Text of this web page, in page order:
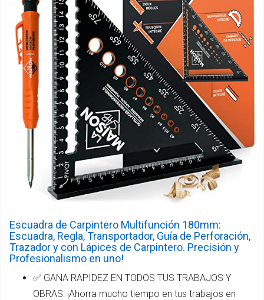
Escuadra de Carpintero Multifunción 180mm:
Escuadra, Regla, Transportador, Guía de Perforación,
Trazador y con Lápices de Carpintero. Precisión y
Profesionalismo en uno!
✅ GANA RAPIDEZ EN TODOS TUS TRABAJOS Y
OBRAS: ¡Ahorra mucho tiempo en tus trabajos en